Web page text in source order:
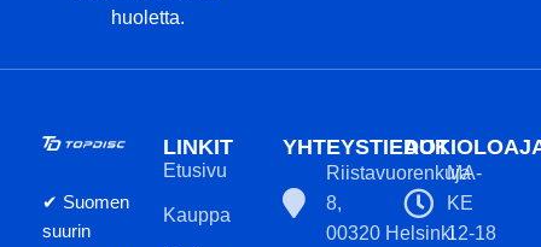
huoletta.
✔ Suomen
suurin
LINKIT
Etusivu
Kauppa
YHTEYSTIEDOT
Riistavuorenkuja
8,
00320 Helsinki
MA-
KE
12-18